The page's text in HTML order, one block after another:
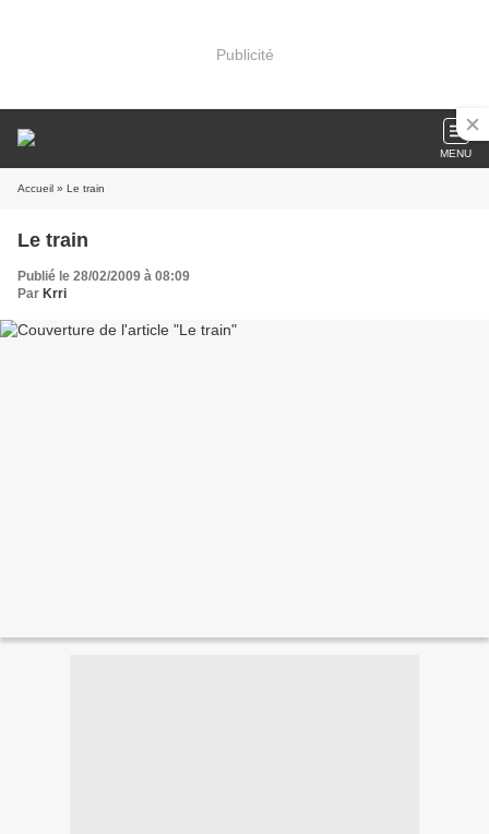
Publicité
MENU
Accueil » Le train
Le train
Publié le 28/02/2009 à 08:09
Par Krri